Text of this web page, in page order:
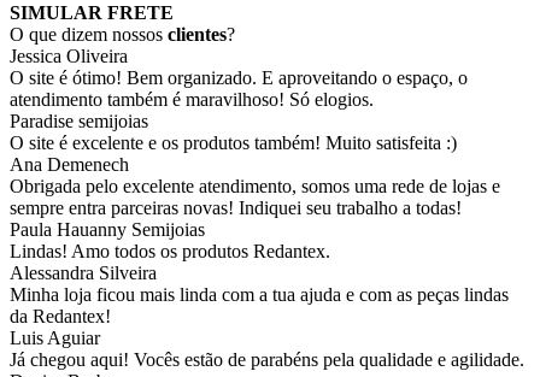
SIMULAR FRETE
O que dizem nossos clientes?
Jessica Oliveira
O site é ótimo! Bem organizado. E aproveitando o espaço, o
atendimento também é maravilhoso! Só elogios.
Paradise semijoias
O site é excelente e os produtos também! Muito satisfeita :)
Ana Demenech
Obrigada pelo excelente atendimento, somos uma rede de lojas e
sempre entra parceiras novas! Indiquei seu trabalho a todas!
Paula Hauanny Semijoias
Lindas! Amo todos os produtos Redantex.
Alessandra Silveira
Minha loja ficou mais linda com a tua ajuda e com as peças lindas
da Redantex!
Luis Aguiar
Já chegou aqui! Vocês estão de parabéns pela qualidade e agilidade.